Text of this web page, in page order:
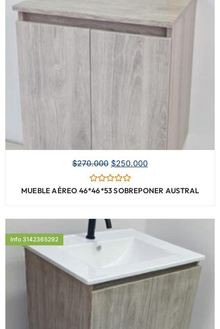
$270.000 $250.000
Valorado
con
5
MUEBLE AÉREO 46*46*53 SOBREPONER AUSTRAL
Info 3142365292